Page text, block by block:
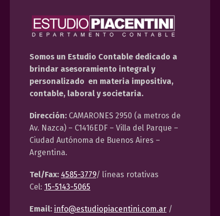
Somos un Estudio Contable dedicado a
brindar asesoramiento integral y
personalizado en materia impositiva,
contable, laboral y societaria.
Dirección: CAMARONES 2950 (a metros de
Av. Nazca) – C1416EDF – Villa del Parque –
Ciudad Autónoma de Buenos Aires –
Argentina.
Tel/Fax: 4585-3779/ líneas rotativas
Cel: 15-5143-5065
Email: info@estudiopiacentini.com.ar /